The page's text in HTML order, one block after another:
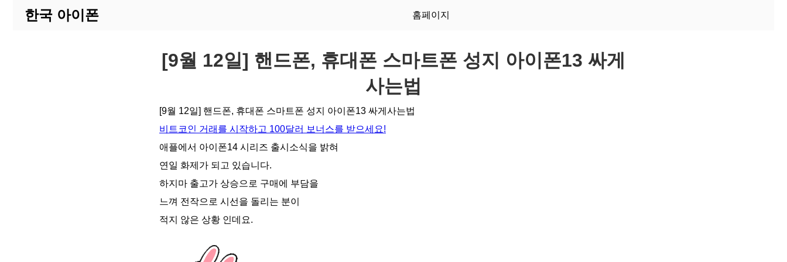
한국 아이폰 홈페이지
[9월 12일] 핸드폰, 휴대폰 스마트폰 성지 아이폰13 싸게
사는법
[9월 12일] 핸드폰, 휴대폰 스마트폰 성지 아이폰13 싸게사는법
비트코인 거래를 시작하고 100달러 보너스를 받으세요!
애플에서 아이폰14 시리즈 출시소식을 밝혀
연일 화제가 되고 있습니다.
하지마 출고가 상승으로 구매에 부담을
느껴 전작으로 시선을 돌리는 분이
적지 않은 상황 인데요.